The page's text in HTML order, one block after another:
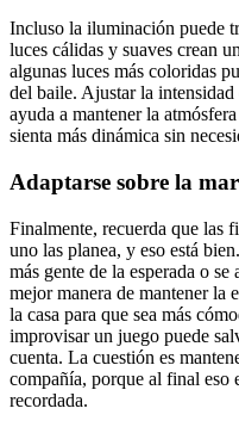
Incluso la iluminación puede
luces cálidas y suaves crean
algunas luces más coloridas
del baile. Ajustar la
ayuda a mantener la
sienta más dinámica sin
Adaptarse sobre la
Finalmente, recuerda que las
uno las planea, y eso está
más gente de la esperada o
mejor manera de mantener la
la casa para que sea más
improvisar un juego puede
cuenta. La cuestión es
compañía, porque al final eso
recordada.